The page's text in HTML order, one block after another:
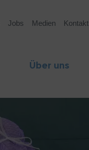
Jobs Medien Kontakt
Über uns